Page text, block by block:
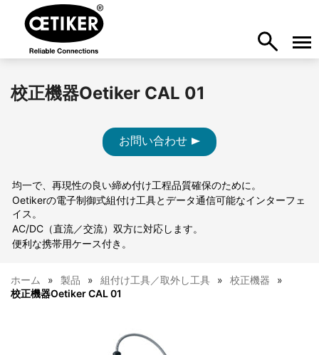
校正機器Oetiker CAL 01
お問い合わせ
均一で、再現性の良い締め付け工程品質確保のために。
Oetikerの電子制御式組付け工具とデータ通信可能なインターフェ
イス。
AC/DC（直流／交流）双方に対応します。
便利な携帯用ケース付き。
ホーム 製品 組付け工具／取外し工具
校正機器
校正機器Oetiker CAL 01